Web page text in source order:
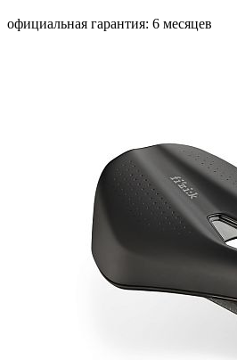
официальная гарантия: 6 месяцев